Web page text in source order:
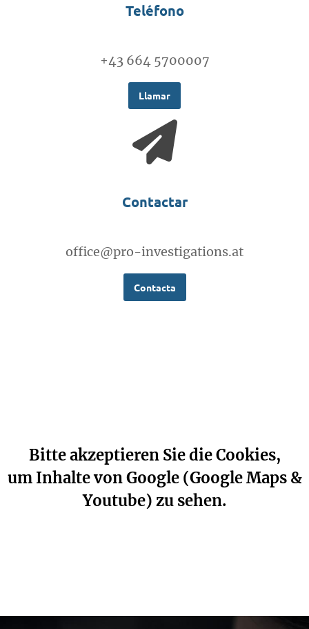
Teléfono
+43 664 5700007
Llamar
Contactar
office@pro-investigations.at
Contacta
Bitte akzeptieren Sie die Cookies,
um Inhalte von Google (Google Maps &
Youtube) zu sehen.